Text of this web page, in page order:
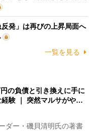
発」は再びの上昇局面へ
一覧を見る
の負債と引き換えに手に
経験 ｜ 突然マルサがや…
ダー・磯貝清明氏の著書